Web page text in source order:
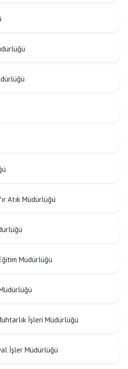
Atık Müdürlüğü
Müdürlüğü
İşleri Müdürlüğü
İşler Müdürlüğü